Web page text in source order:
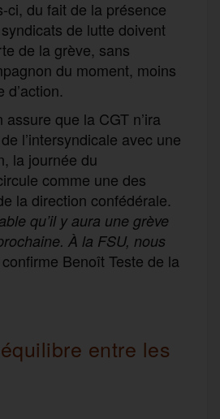
ci, du fait de la présence
de lutte doivent
de la grève, sans
du moment, moins
d’action.
que la CGT n’ira
l’intersyndicale avec une
la journée du
comme une des
la direction confédérale.
qu’il y aura une grève
À la FSU, nous
Benoît Teste de la
entre les